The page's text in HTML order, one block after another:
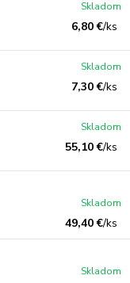
6,80 €/ks
Skladom
7,30 €/ks
Skladom
55,10 €/ks
Skladom
49,40 €/ks
Skladom
Skladom